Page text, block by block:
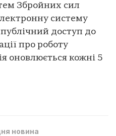
Збройних сил
систему
публічний доступ до
про роботу
оновлюється кожні 5
новина